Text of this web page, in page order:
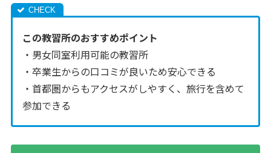
この教習所のおすすめポイント
・男女同室利用可能の教習所
・卒業生からの口コミが良いため安心できる
・首都圏からもアクセスがしやすく、旅行を含めて
参加できる